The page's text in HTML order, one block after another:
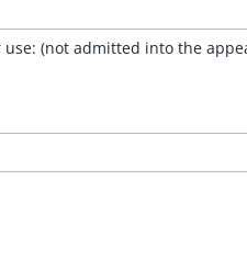
(not admitted into the